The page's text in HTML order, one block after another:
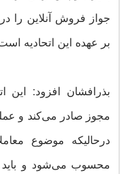
جواز فروش آنلاین را
بر عهده این اتحادیه
بذرافشان افزود: این
مجوز صادر می‌کند و
درحالیکه موضوع
محسوب می‌شود و باید